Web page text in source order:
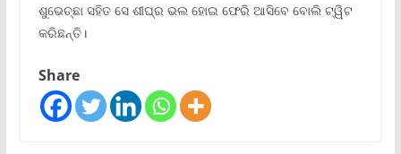
ଶୁଭେଚ୍ଛା ସହିତ ସେ ଶୀଘ୍ର ଭଲ ହୋଇ ଫେରି ଆସିବେ ବୋଲି ଟ୍ୱିଟ
କରିଛନ୍ତି।
Share